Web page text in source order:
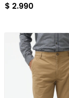
$ 2.990